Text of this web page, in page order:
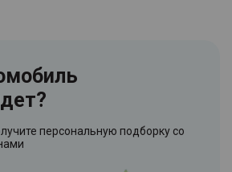
персональную подборку со